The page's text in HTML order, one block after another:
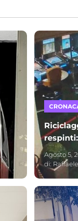
sette
Agosto 5,
di: